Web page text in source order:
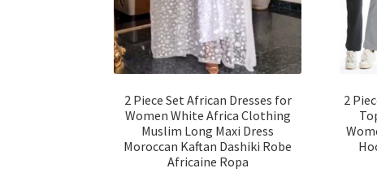
2 Piece Set African Dresses for
Women White Africa Clothing
Muslim Long Maxi Dress
Moroccan Kaftan Dashiki Robe
Africaine Ropa
2